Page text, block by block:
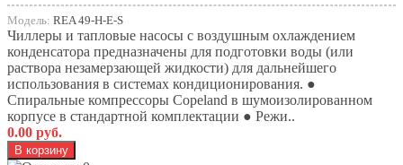
Модель: REA 49-H-E-S
Чиллеры и тапловые насосы с воздушным охлаждением
конденсатора предназначены для подготовки воды (или
раствора незамерзающей жидкости) для дальнейшего
использования в системах кондиционирования. ●
Спиральные компрессоры Copeland в шумоизолированном
корпусе в стандартной комплектации ● Режи..
0.00 руб.